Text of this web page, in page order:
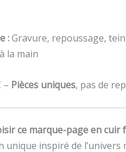
:Gravure, repoussage,
la main
– Pièces uniques, pas de
ce marque-page en cuir
unique inspiré de l’univers